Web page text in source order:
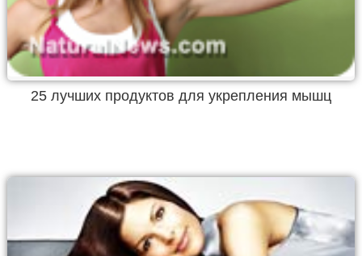
25 лучших продуктов для укрепления мышц